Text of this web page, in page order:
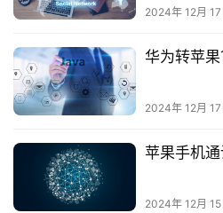
量
卡
推
2024年 12月 17
华为转苹果
2024年 12月 17
苹果手机
2024年 12月 15